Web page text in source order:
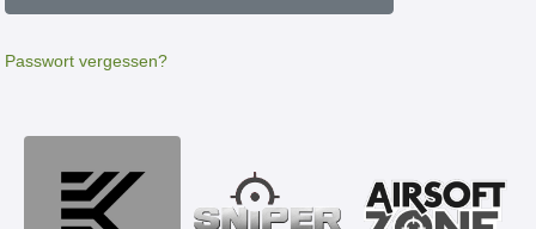
Passwort vergessen?